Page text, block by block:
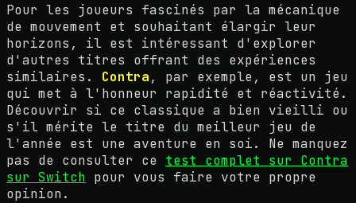
Pour les joueurs fascinés par la mécanique
de mouvement et souhaitant élargir leur
horizons, il est intéressant d'explorer
d'autres titres offrant des expériences
similaires. Contra, par exemple, est un jeu
qui met à l'honneur rapidité et réactivité.
Découvrir si ce classique a bien vieilli ou
s'il mérite le titre du meilleur jeu de
l'année est une aventure en soi. Ne manquez
pas de consulter ce test complet sur Contra
sur Switch pour vous faire votre propre
opinion.